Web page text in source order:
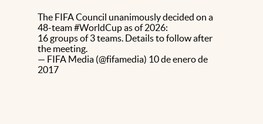
The FIFA Council unanimously decided on a
48-team#WorldCupas of 2026:
16 groups of 3 teams. Details to follow after
the meeting.
— FIFA Media (@fifamedia) 10 de enero de
2017